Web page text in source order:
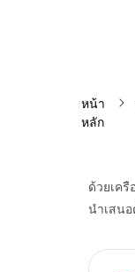
หน้า
หลัก
ด้วยเค
นำเสน